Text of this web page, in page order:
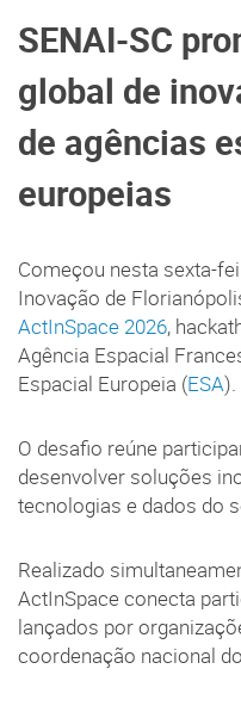
SENAI-SC
global de
de agências
europeias
Começou nesta sexta-
Inovação de
ActInSpace 2026,
Agência Espacial
Espacial Europeia (ESA).
O desafio reúne
desenvolver soluções
tecnologias e dados do
Realizado
ActInSpace conecta
lançados por
coordenação nacional